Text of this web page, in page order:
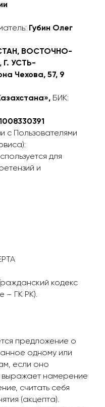
Губин Олег
ВОСТОЧНО-
УСТЬ-
Чехова, 57, 9
БИК:
с Пользователями
для
и
кодекс
– ГК РК).
предложение о
одному или
если оно
намерение
считать себя
(акцепта).